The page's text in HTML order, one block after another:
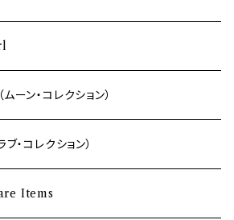
ン・コレクション）
コレクション）
Items